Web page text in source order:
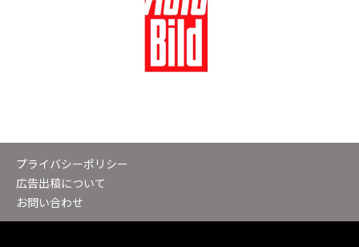
プライバシーポリシー
広告出稿について
お問い合わせ